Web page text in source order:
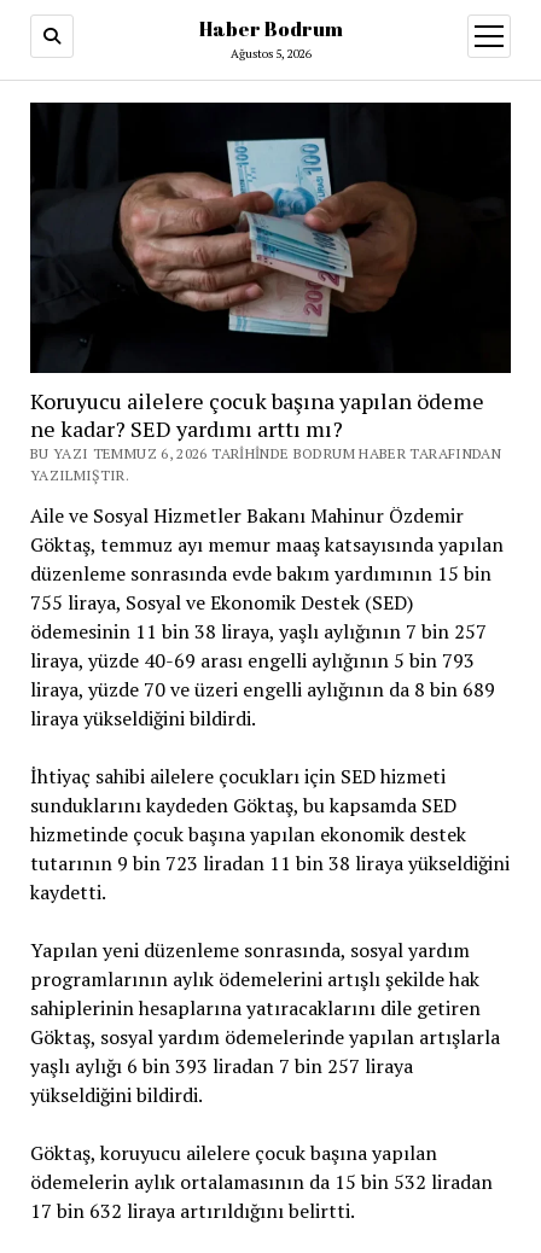
Haber Bodrum
Ağustos 5, 2026
aç
Koruyucu ailelere çocuk başına yapılan ödeme
ne kadar? SED yardımı arttı mı?
BU YAZI TEMMUZ 6, 2026 TARIHINDE BODRUM HABER TARAFINDAN
YAZILMIŞTIR.
Aile ve Sosyal Hizmetler Bakanı Mahinur Özdemir
Göktaş, temmuz ayı memur maaş katsayısında yapılan
düzenleme sonrasında evde bakım yardımının 15 bin
755 liraya, Sosyal ve Ekonomik Destek (SED)
ödemesinin 11 bin 38 liraya, yaşlı aylığının 7 bin 257
liraya, yüzde 40-69 arası engelli aylığının 5 bin 793
liraya, yüzde 70 ve üzeri engelli aylığının da 8 bin 689
liraya yükseldiğini bildirdi.
İhtiyaç sahibi ailelere çocukları için SED hizmeti
sunduklarını kaydeden Göktaş, bu kapsamda SED
hizmetinde çocuk başına yapılan ekonomik destek
tutarının 9 bin 723 liradan 11 bin 38 liraya yükseldiğini
kaydetti.
Yapılan yeni düzenleme sonrasında, sosyal yardım
programlarının aylık ödemelerini artışlı şekilde hak
sahiplerinin hesaplarına yatıracaklarını dile getiren
Göktaş, sosyal yardım ödemelerinde yapılan artışlarla
yaşlı aylığı 6 bin 393 liradan 7 bin 257 liraya
yükseldiğini bildirdi.
Göktaş, koruyucu ailelere çocuk başına yapılan
ödemelerin aylık ortalamasının da 15 bin 532 liradan
17 bin 632 liraya artırıldığını belirtti.